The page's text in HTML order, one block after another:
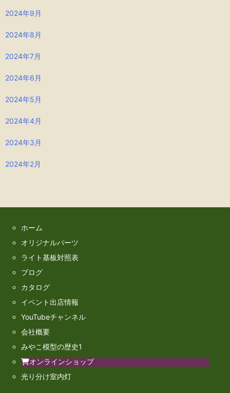
2024年9月
2024年8月
2024年7月
2024年6月
2024年5月
2024年4月
2024年3月
2024年2月
ホーム
オリジナルパーツ
ライト基板対照表
ブログ
カタログ
イベント出店情報
YouTubeチャンネル
会社概要
みやこ模型の歴史1
オンラインショップ
光り分け室内灯